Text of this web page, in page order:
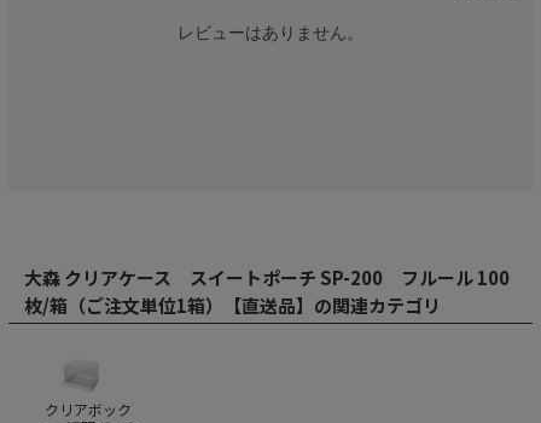
レビューはありません。
大森 クリアケース スイートポーチ SP-200 フルール 100
枚/箱（ご注文単位1箱）【直送品】の関連カテゴリ
クリアボック